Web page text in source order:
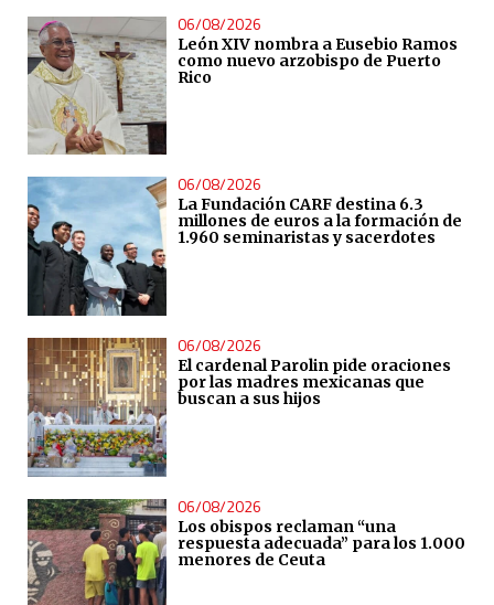
06/08/2026
León XIV nombra a Eusebio Ramos
como nuevo arzobispo de Puerto
Rico
06/08/2026
La Fundación CARF destina 6.3
millones de euros a la formación de
1.960 seminaristas y sacerdotes
06/08/2026
El cardenal Parolin pide oraciones
por las madres mexicanas que
buscan a sus hijos
06/08/2026
Los obispos reclaman “una
respuesta adecuada” para los 1.000
menores de Ceuta